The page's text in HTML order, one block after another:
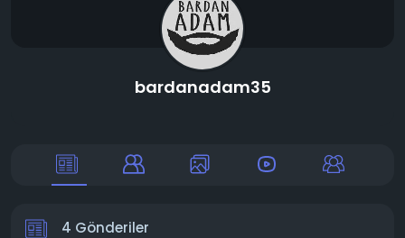
bardanadam35
4 Gönderiler